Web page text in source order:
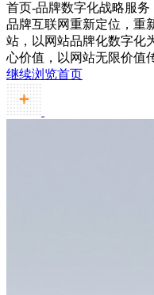
首页-品牌数字化战略服务
品牌互联网重新定位，重
站，以网站品牌化数字化
心价值，以网站无限价值
继续浏览首页